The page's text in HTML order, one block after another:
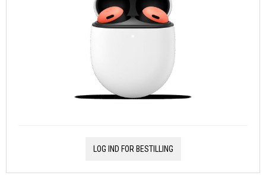
LOG IND FOR BESTILLING